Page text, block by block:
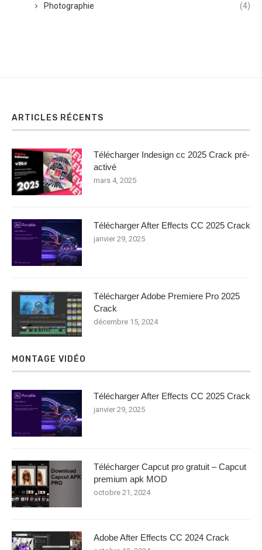
Photographie (4)
ARTICLES RÉCENTS
Télécharger Indesign cc 2025 Crack pré-
activé
mars 4, 2025
Télécharger After Effects CC 2025 Crack
janvier 29, 2025
Télécharger Adobe Premiere Pro 2025
Crack
décembre 15, 2024
MONTAGE VIDÉO
Télécharger After Effects CC 2025 Crack
janvier 29, 2025
Télécharger Capcut pro gratuit – Capcut
premium apk MOD
octobre 21, 2024
Adobe After Effects CC 2024 Crack